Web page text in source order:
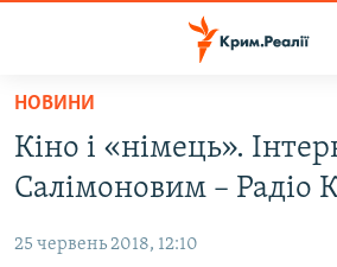
Перейти
основного
матеріалу
до
ПОЛІТИКА
НОВИНИ
Кіно і «німець».
Салімоновим – Радіо
25 червень 2018, 12:10